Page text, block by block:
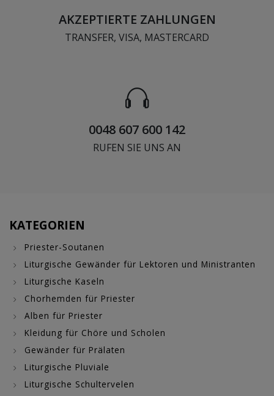
AKZEPTIERTE ZAHLUNGEN
TRANSFER, VISA, MASTERCARD
0048 607 600 142
RUFEN SIE UNS AN
KATEGORIEN
Priester-Soutanen
Liturgische Gewänder für Lektoren und Ministranten
Liturgische Kaseln
Chorhemden für Priester
Alben für Priester
Kleidung für Chöre und Scholen
Gewänder für Prälaten
Liturgische Pluviale
Liturgische Schultervelen